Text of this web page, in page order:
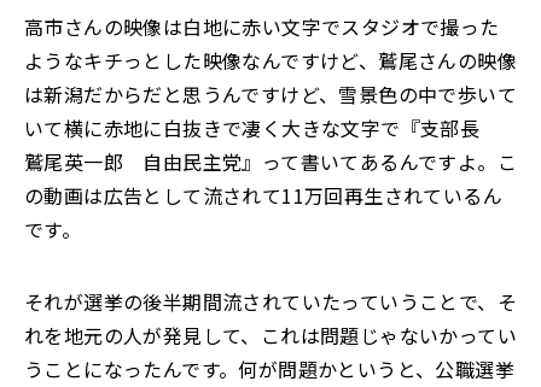
高市さんの映像は白地に赤い文字でスタジオで撮った
ようなキチっとした映像なんですけど、 鷲尾さんの映像
は新潟だからだと思うんですけど、雪景色の中で歩いて
いて横に赤地に白抜きで凄く大きな文字で『支部長
鷲尾英一郎 自由民主党』って書いてあるんですよ。こ
の動画は広告として流されて11万回再生されているん
です。
それが選挙の後半期間流されていたっていうことで、そ
れを地元の人が発見して、 これは問題じゃないかってい
うことになったんです。何が問題かというと、 公職選挙